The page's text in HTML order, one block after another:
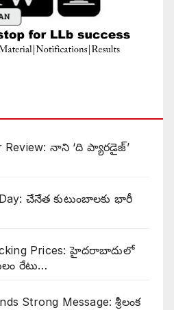
Review: నాని ‘ది ప్యారడైజ్’
చేనేత కుటుంబాలకు భారీ
Prices: హైదరాబాదులో
రేటు…
Strong Message: శ్రీలంక